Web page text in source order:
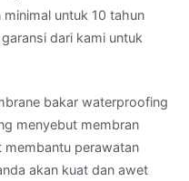
untuk 10 tahun
dari kami untuk
bakar waterproofing
menyebut membran
perawatan
akan kuat dan awet